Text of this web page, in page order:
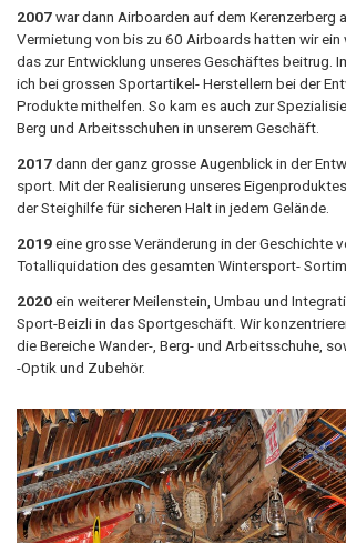
2007war dann Airboarden auf dem Kerenzerberg
Vermietung von bis zu 60 Airboards hatten wir ein
das zur Entwicklung unseres Geschäftes beitrug.
ich bei grossen Sportartikel- Herstellern bei der
Produkte mithelfen. So kam es auch zur
Berg und Arbeitsschuhen in unserem Geschäft.
2017dann der ganz grosse Augenblick in der
sport. Mit der Realisierung unseres Eigenproduktes
der Steighilfe für sicheren Halt in jedem Gelände.
2019eine grosse Veränderung in der Geschichte
Totalliquidation des gesamten Wintersport-
2020ein weiterer Meilenstein, Umbau und
Sport-Beizli in das Sportgeschäft. Wir
die Bereiche Wander-, Berg- und Arbeitsschuhe,
-Optik und Zubehör.